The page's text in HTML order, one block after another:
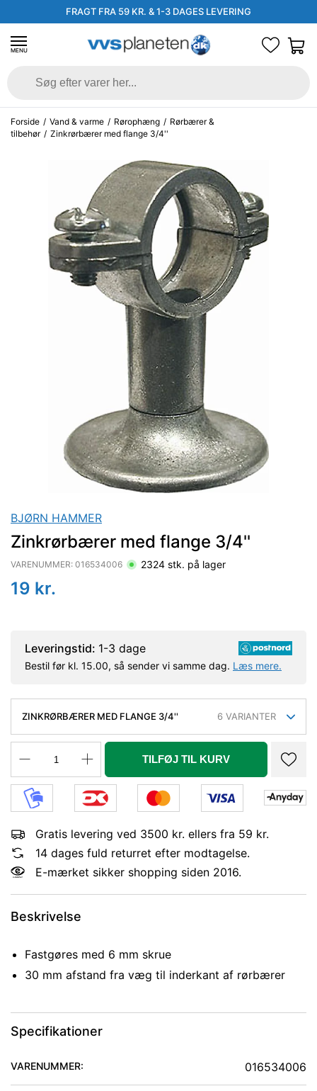
FRAGT FRA 59 KR. & 1-3 DAGES LEVERING
MENU
Forside / Vand & varme / Rørophæng / Rørbærer &
tilbehør / Zinkrørbærer med flange 3/4''
BJØRN HAMMER
Zinkrørbærer med flange 3/4''
VARENUMMER: 016534006 2324 stk. på lager
19 kr.
Leveringstid: 1-3 dage
Bestil før kl. 15.00, så sender vi samme dag. Læs mere.
ZINKRØRBÆRER MED FLANGE 3/4'' 6 VARIANTER
TILFØJ TIL KURV
Gratis levering ved 3500 kr. ellers fra 59 kr.
14 dages fuld returret efter modtagelse.
E-mærket sikker shopping siden 2016.
Beskrivelse
Fastgøres med 6 mm skrue
30 mm afstand fra væg til inderkant af rørbærer
Specifikationer
VARENUMMER: 016534006